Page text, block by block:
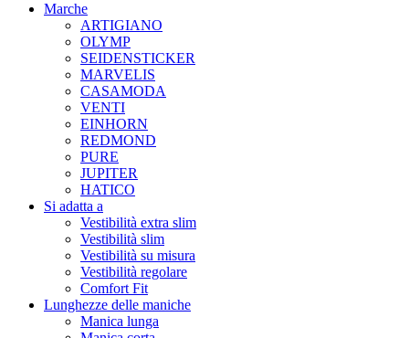
Marche
ARTIGIANO
OLYMP
SEIDENSTICKER
MARVELIS
CASAMODA
VENTI
EINHORN
REDMOND
PURE
JUPITER
HATICO
Si adatta a
Vestibilità extra slim
Vestibilità slim
Vestibilità su misura
Vestibilità regolare
Comfort Fit
Lunghezze delle maniche
Manica lunga